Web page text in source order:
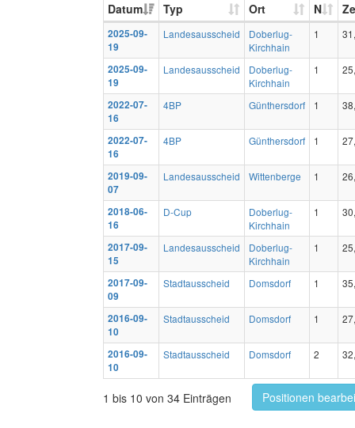
Datum Typ Ort N
2025-09-
19
Landesausscheid
Doberlug-
Kirchhain
1
2025-09-
19
Landesausscheid
Doberlug-
Kirchhain
1
2022-07-
16
4BP Günthersdorf 1
2022-07-
16
4BP Günthersdorf 1
2019-09-
07
Landesausscheid Wittenberge 1
2018-06-
16
D-Cup
Doberlug-
Kirchhain
1
2017-09-
15
Landesausscheid
Doberlug-
Kirchhain
1
2017-09-
09
Stadtausscheid Domsdorf 1
2016-09-
10
Stadtausscheid Domsdorf 1
2016-09-
10
Stadtausscheid Domsdorf 2
1 bis 10 von 34 Einträgen Positionen